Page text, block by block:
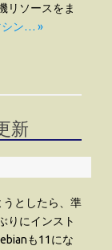
リソースをま
シン… »
新
としたら、準
りにインスト
も11にな